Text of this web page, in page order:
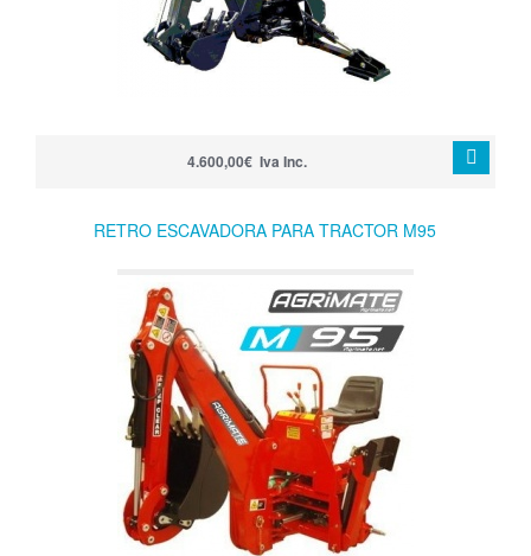
4.600,00€ Iva Inc.
RETRO ESCAVADORA PARA TRACTOR M95